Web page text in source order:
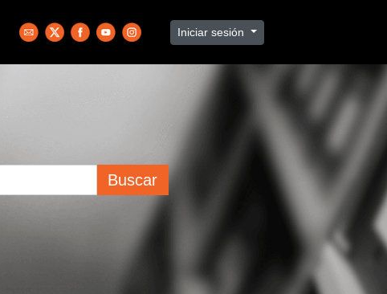
Iniciar sesión
Buscar